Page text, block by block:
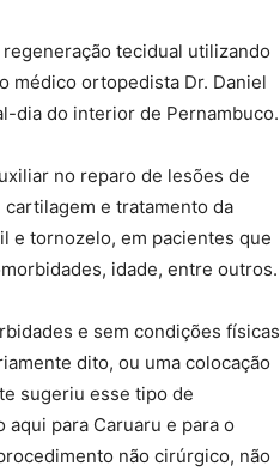
tecidual utilizando
médico ortopedista Dr. Daniel
dia do interior de Pernambuco.
no reparo de lesões de
e tratamento da
e tornozelo, em pacientes que
idade, entre outros.
e sem condições físicas
dito, ou uma colocação
sugeriu esse tipo de
para Caruaru e para o
não cirúrgico, não